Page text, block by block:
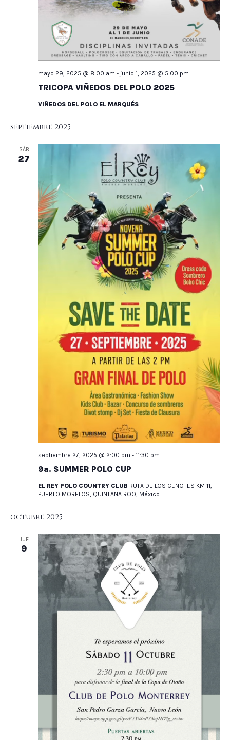
TRICOPA VIÑEDOS DEL POLO 2025
mayo 29, 2025 @ 8:00 am - junio 1, 2025 @ 5:00 pm
VIÑEDOS DEL POLO EL MARQUÉS
septiembre 2025
SÁB
27
9a. SUMMER POLO CUP
septiembre 27, 2025 @ 2:00 pm - 11:30 pm
EL REY POLO COUNTRY CLUB RUTA DE LOS CENOTES KM 11,
PUERTO MORELOS, QUINTANA ROO, México
octubre 2025
JUE
9